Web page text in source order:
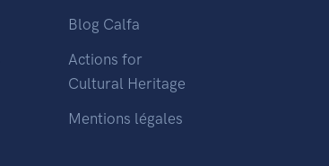
Blog Calfa
Actions for
Cultural Heritage
Mentions légales